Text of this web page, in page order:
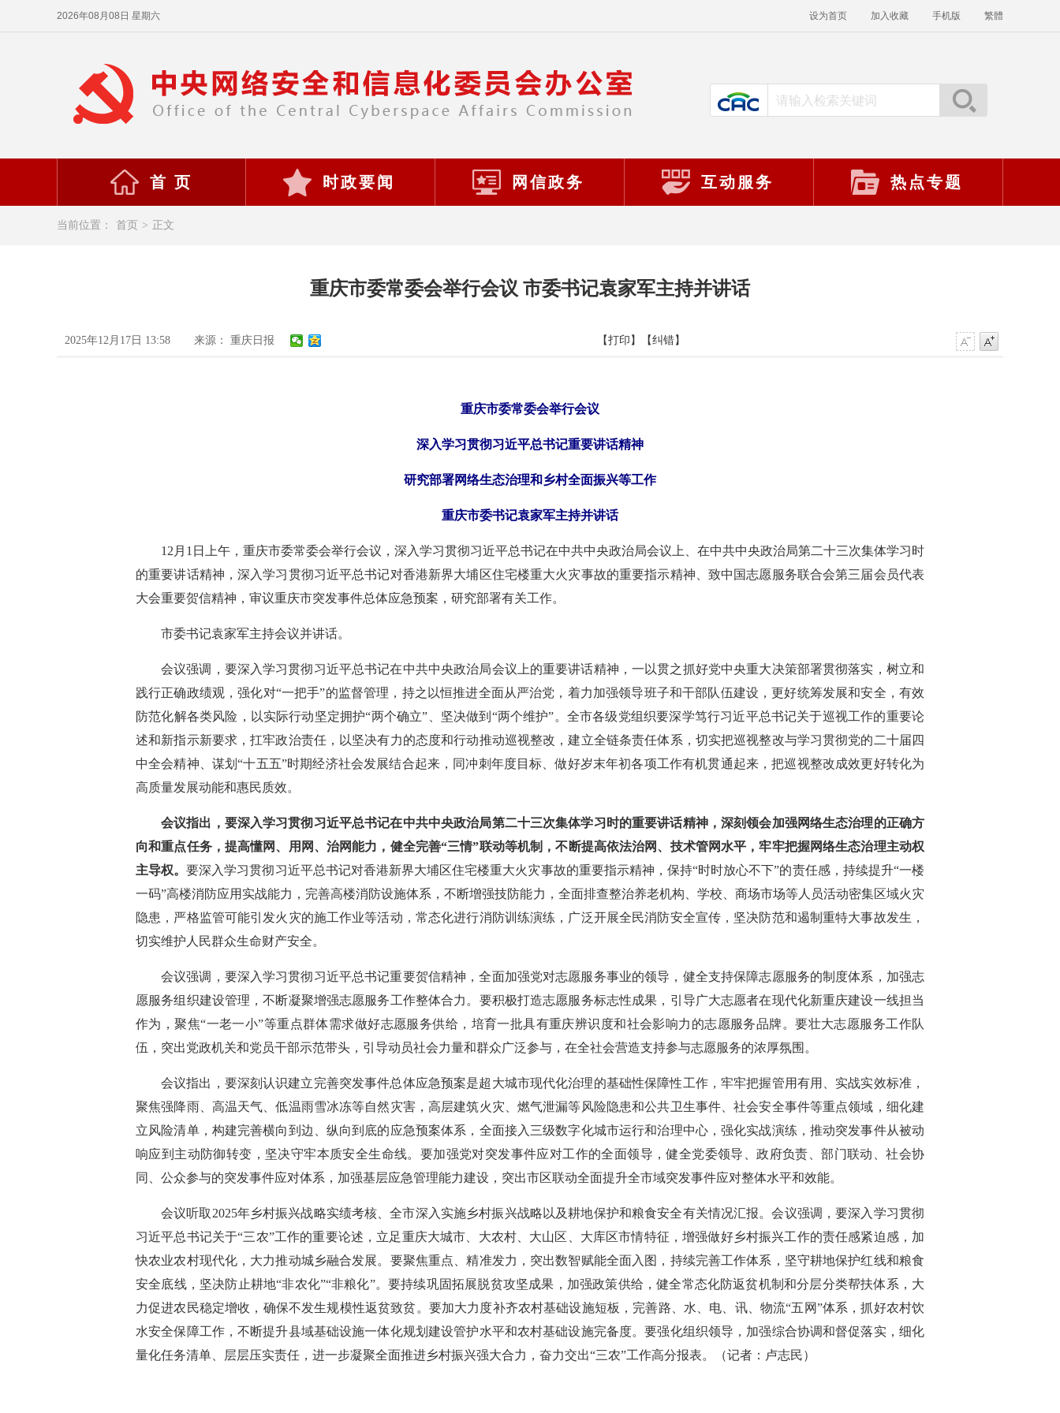
2026年08月08日 星期六 设为首页 加入收藏 手机版 繁體
首 页 时政要闻 网信政务 互动服务 热点专题
当前位置： 首页 > 正文
重庆市委常委会举行会议 市委书记袁家军主持并讲话
2025年12月17日 13:58 来源： 重庆日报 【打印】 【纠错】
重庆市委常委会举行会议
深入学习贯彻习近平总书记重要讲话精神
研究部署网络生态治理和乡村全面振兴等工作
重庆市委书记袁家军主持并讲话
12月1日上午，重庆市委常委会举行会议，深入学习贯彻习近平总书记在中共中央政治局会议上、在中共中央政治局第二十三次集体学习时
的重要讲话精神，深入学习贯彻习近平总书记对香港新界大埔区住宅楼重大火灾事故的重要指示精神、致中国志愿服务联合会第三届会员代表
大会重要贺信精神，审议重庆市突发事件总体应急预案，研究部署有关工作。
市委书记袁家军主持会议并讲话。
会议强调，要深入学习贯彻习近平总书记在中共中央政治局会议上的重要讲话精神，一以贯之抓好党中央重大决策部署贯彻落实，树立和
践行正确政绩观，强化对“一把手”的监督管理，持之以恒推进全面从严治党，着力加强领导班子和干部队伍建设，更好统筹发展和安全，有效
防范化解各类风险，以实际行动坚定拥护“两个确立”、坚决做到“两个维护”。全市各级党组织要深学笃行习近平总书记关于巡视工作的重要论
述和新指示新要求，扛牢政治责任，以坚决有力的态度和行动推动巡视整改，建立全链条责任体系，切实把巡视整改与学习贯彻党的二十届四
中全会精神、谋划“十五五”时期经济社会发展结合起来，同冲刺年度目标、做好岁末年初各项工作有机贯通起来，把巡视整改成效更好转化为
高质量发展动能和惠民质效。
会议指出，要深入学习贯彻习近平总书记在中共中央政治局第二十三次集体学习时的重要讲话精神，深刻领会加强网络生态治理的正确方
向和重点任务，提高懂网、用网、治网能力，健全完善“三情”联动等机制，不断提高依法治网、技术管网水平，牢牢把握网络生态治理主动权
主导权。要深入学习贯彻习近平总书记对香港新界大埔区住宅楼重大火灾事故的重要指示精神，保持“时时放心不下”的责任感，持续提升“一楼
一码”高楼消防应用实战能力，完善高楼消防设施体系，不断增强技防能力，全面排查整治养老机构、学校、商场市场等人员活动密集区域火灾
隐患，严格监管可能引发火灾的施工作业等活动，常态化进行消防训练演练，广泛开展全民消防安全宣传，坚决防范和遏制重特大事故发生，
切实维护人民群众生命财产安全。
会议强调，要深入学习贯彻习近平总书记重要贺信精神，全面加强党对志愿服务事业的领导，健全支持保障志愿服务的制度体系，加强志
愿服务组织建设管理，不断凝聚增强志愿服务工作整体合力。要积极打造志愿服务标志性成果，引导广大志愿者在现代化新重庆建设一线担当
作为，聚焦“一老一小”等重点群体需求做好志愿服务供给，培育一批具有重庆辨识度和社会影响力的志愿服务品牌。要壮大志愿服务工作队
伍，突出党政机关和党员干部示范带头，引导动员社会力量和群众广泛参与，在全社会营造支持参与志愿服务的浓厚氛围。
会议指出，要深刻认识建立完善突发事件总体应急预案是超大城市现代化治理的基础性保障性工作，牢牢把握管用有用、实战实效标准，
聚焦强降雨、高温天气、低温雨雪冰冻等自然灾害，高层建筑火灾、燃气泄漏等风险隐患和公共卫生事件、社会安全事件等重点领域，细化建
立风险清单，构建完善横向到边、纵向到底的应急预案体系，全面接入三级数字化城市运行和治理中心，强化实战演练，推动突发事件从被动
响应到主动防御转变，坚决守牢本质安全生命线。要加强党对突发事件应对工作的全面领导，健全党委领导、政府负责、部门联动、社会协
同、公众参与的突发事件应对体系，加强基层应急管理能力建设，突出市区联动全面提升全市域突发事件应对整体水平和效能。
会议听取2025年乡村振兴战略实绩考核、全市深入实施乡村振兴战略以及耕地保护和粮食安全有关情况汇报。会议强调，要深入学习贯彻
习近平总书记关于“三农”工作的重要论述，立足重庆大城市、大农村、大山区、大库区市情特征，增强做好乡村振兴工作的责任感紧迫感，加
快农业农村现代化，大力推动城乡融合发展。要聚焦重点、精准发力，突出数智赋能全面入图，持续完善工作体系，坚守耕地保护红线和粮食
安全底线，坚决防止耕地“非农化”“非粮化”。要持续巩固拓展脱贫攻坚成果，加强政策供给，健全常态化防返贫机制和分层分类帮扶体系，大
力促进农民稳定增收，确保不发生规模性返贫致贫。要加大力度补齐农村基础设施短板，完善路、水、电、讯、物流“五网”体系，抓好农村饮
水安全保障工作，不断提升县域基础设施一体化规划建设管护水平和农村基础设施完备度。要强化组织领导，加强综合协调和督促落实，细化
量化任务清单、层层压实责任，进一步凝聚全面推进乡村振兴强大合力，奋力交出“三农”工作高分报表。（记者：卢志民）